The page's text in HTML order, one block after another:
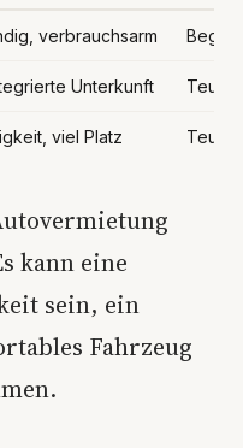
verbrauchsarm
Unterkunft Teuer
viel Platz Teuer
kann eine
sein, ein
Fahrzeug